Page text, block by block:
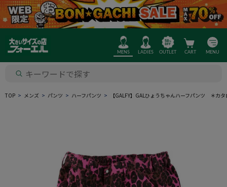
MENS LADIES OUTLET CART MENU
TOP メンズ パンツ ハーフパンツ 【GALFY】GALひょうちゃんハーフパンツ ＊カ